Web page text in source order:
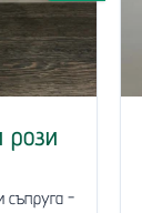
рози
съпруга -